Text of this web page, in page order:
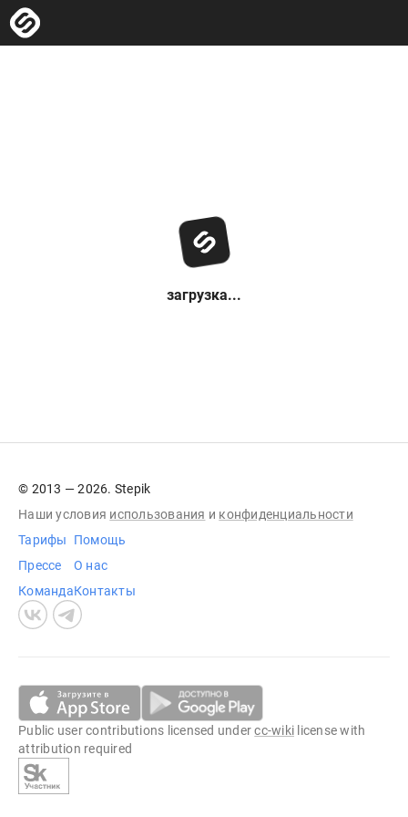
загрузка...
© 2013 — 2026. Stepik
Наши условия использования и конфиденциальности
Тарифы
Прессе
Команда
Помощь
О нас
Контакты
Public user contributions licensed undercc-wiki license with
attribution required